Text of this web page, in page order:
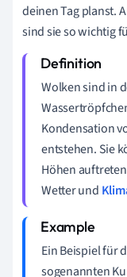
deinen Tag planst.
sind sie so wichtig
Wolken sind in
Kondensation
entstehen. Sie
Höhen
Wetter und
Ein Beispiel für
sogenannten